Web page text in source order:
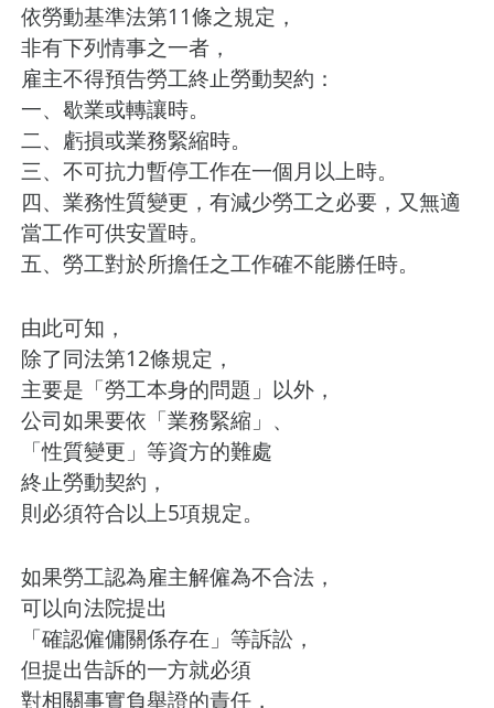
依勞動基準法第11條之規定，
非有下列情事之一者，
雇主不得預告勞工終止勞動契約：
一、歇業或轉讓時。
二、虧損或業務緊縮時。
三、不可抗力暫停工作在一個月以上時。
四、業務性質變更，有減少勞工之必要，又無適
當工作可供安置時。
五、勞工對於所擔任之工作確不能勝任時。
由此可知，
除了同法第12條規定，
主要是「勞工本身的問題」以外，
公司如果要依「業務緊縮」、
「性質變更」等資方的難處
終止勞動契約，
則必須符合以上5項規定。
如果勞工認為雇主解僱為不合法，
可以向法院提出
「確認僱傭關係存在」等訴訟，
但提出告訴的一方就必須
對相關事實負舉證的責任，